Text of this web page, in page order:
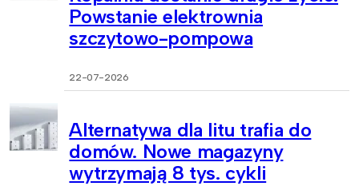
Powstanie elektrownia
szczytowo-pompowa
22-07-2026
Alternatywa dla litu trafia do
domów. Nowe magazyny
wytrzymają 8 tys. cykli